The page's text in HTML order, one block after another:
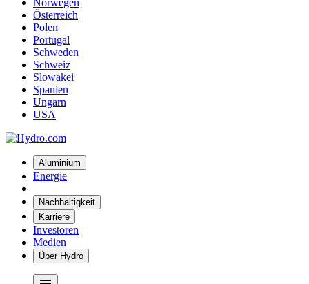
Norwegen
Österreich
Polen
Portugal
Schweden
Schweiz
Slowakei
Spanien
Ungarn
USA
Aluminium
Energie
Nachhaltigkeit
Karriere
Investoren
Medien
Über Hydro